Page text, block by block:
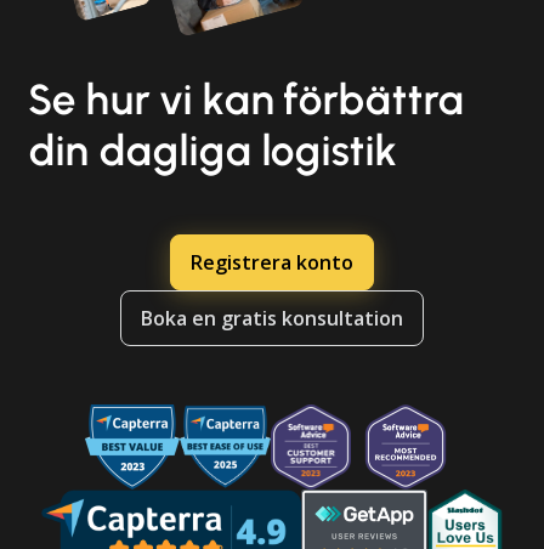
Se hur vi kan förbättra
din dagliga logistik
Registrera konto
Boka en gratis konsultation